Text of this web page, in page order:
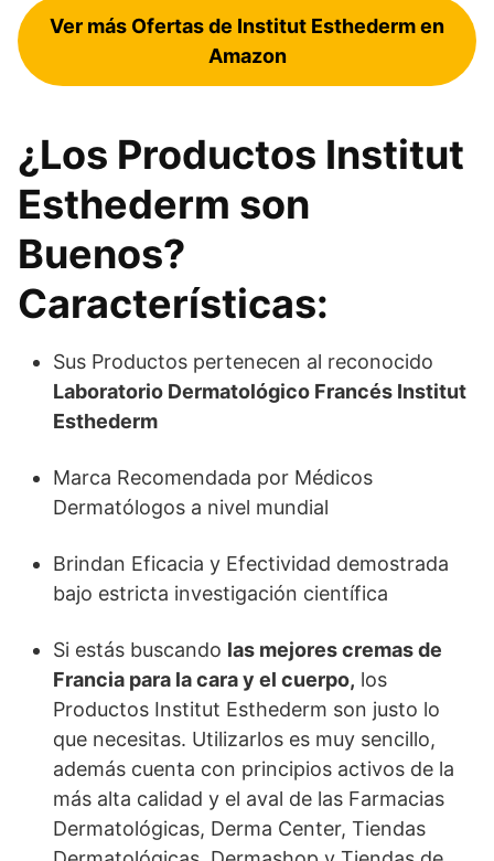
Ver más Ofertas de Institut Esthederm en
Amazon
¿Los Productos Institut
Esthederm son
Buenos?
Características:
Sus Productos pertenecen al reconocido
Laboratorio Dermatológico Francés Institut
Esthederm
Marca Recomendada por Médicos
Dermatólogos a nivel mundial
Brindan Eficacia y Efectividad demostrada
bajo estricta investigación científica
Si estás buscando las mejores cremas de
Francia para la cara y el cuerpo, los
Productos Institut Esthederm son justo lo
que necesitas. Utilizarlos es muy sencillo,
además cuenta con principios activos de la
más alta calidad y el aval de las Farmacias
Dermatológicas, Derma Center, Tiendas